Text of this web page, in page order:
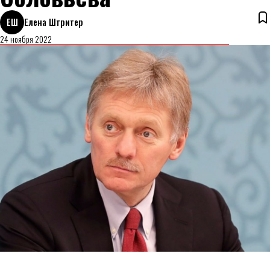
ЕШ Елена Штритер
24 ноября 2022